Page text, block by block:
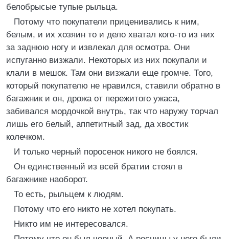
белобрысые тупые рыльца.
Потому что покупатели приценивались к ним,
белым, и их хозяин то и дело хватал кого-то из них
за заднюю ногу и извлекал для осмотра. Они
испуганно визжали. Некоторых из них покупали и
клали в мешок. Там они визжали еще громче. Того,
который покупателю не нравился, ставили обратно в
багажник и он, дрожа от пережитого ужаса,
забивался мордочкой внутрь, так что наружу торчал
лишь его белый, аппетитный зад, да хвостик
колечком.
И только черный поросенок никого не боялся.
Он единственный из всей братии стоял в
багажнике наоборот.
То есть, рыльцем к людям.
Потому что его никто не хотел покупать.
Никто им не интересовался.